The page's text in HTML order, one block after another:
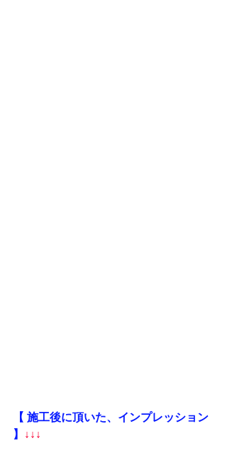
【 施工後に頂いた、インプレッション
】
↓↓↓